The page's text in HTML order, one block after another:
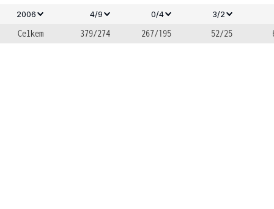
2006
4/9 0/4 3/2
Celkem 379/274 267/195 52/25